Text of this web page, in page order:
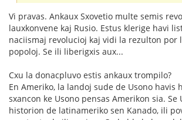
Vi pravas. Ankaux Sxovetio multe semis
lauxkonvene kaj Rusio. Estus klerige havi
naciismaj revolucioj kaj vidi la rezulton por
popoloj. Se ili liberigxis aux...
Cxu la donacpluvo estis ankaux trompilo?
En Ameriko, la landoj sude de Usono havis
sxancon ke Usono pensas Amerikon sia.
historion de latinameriko sen Kanado, ili